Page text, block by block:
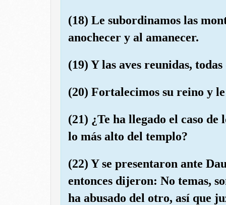
(18) Le subordinamos las
anochecer y al amanecer.
(19) Y las aves reunidas,
(20) Fortalecimos su reino y
(21) ¿Te ha llegado el caso
lo más alto del templo?
(22) Y se presentaron ante
entonces dijeron: No temas,
ha abusado del otro, así que